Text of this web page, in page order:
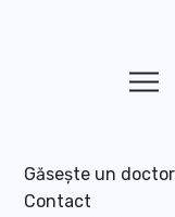
Găsește un doctor
Contact